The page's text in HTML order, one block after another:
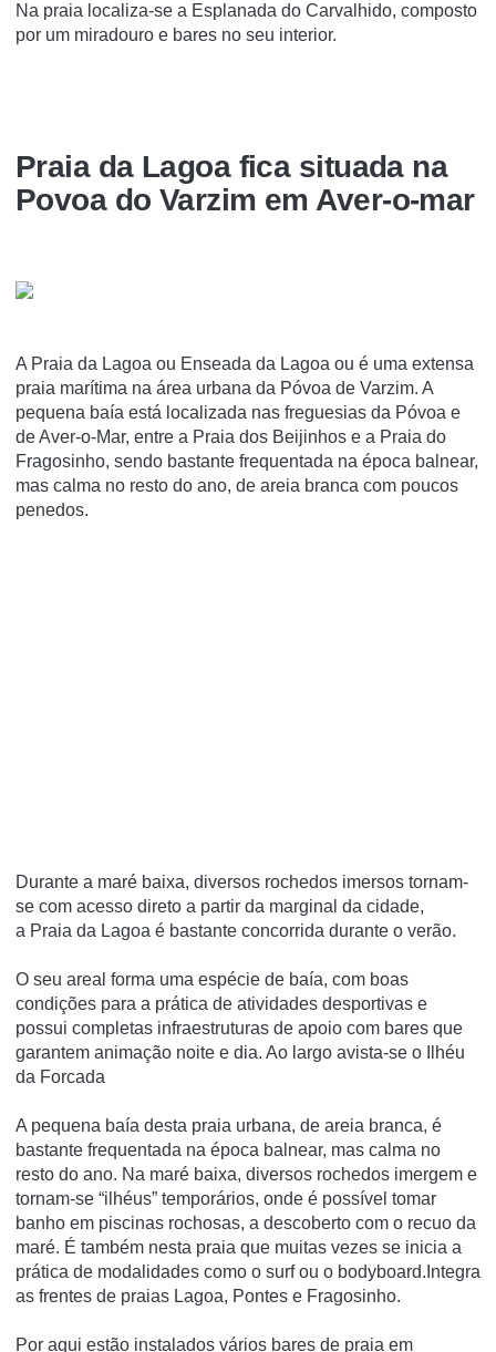
Na praia localiza-se a Esplanada do Carvalhido, composto
por um miradouro e bares no seu interior.
Praia da Lagoa fica situada na
Povoa do Varzim em Aver-o-mar
A Praia da Lagoa ou Enseada da Lagoa ou é uma extensa
praia marí­tima na área urbana da Póvoa de Varzim. A
pequena baí­a está localizada nas freguesias da Póvoa e
de Aver-o-Mar, entre a Praia dos Beijinhos e a Praia do
Fragosinho, sendo bastante frequentada na época balnear,
mas calma no resto do ano, de areia branca com poucos
penedos.
Durante a maré baixa, diversos rochedos imersos tornam-
se com acesso direto a partir da marginal da cidade,
a Praia da Lagoa é bastante concorrida durante o verão.
O seu areal forma uma espécie de baía, com boas
condições para a prática de atividades desportivas e
possui completas infraestruturas de apoio com bares que
garantem animação noite e dia. Ao largo avista-se o Ilhéu
da Forcada
A pequena baía desta praia urbana, de areia branca, é
bastante frequentada na época balnear, mas calma no
resto do ano. Na maré baixa, diversos rochedos imergem e
tornam-se “ilhéus” temporários, onde é possível tomar
banho em piscinas rochosas, a descoberto com o recuo da
maré. É também nesta praia que muitas vezes se inicia a
prática de modalidades como o surf ou o bodyboard.Integra
as frentes de praias Lagoa, Pontes e Fragosinho.
Por aqui estão instalados vários bares de praia em